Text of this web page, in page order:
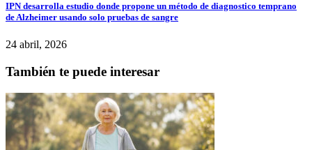
IPN desarrolla estudio donde propone un método de diagnostico temprano
de Alzheimer usando solo pruebas de sangre
24 abril, 2026
También te puede interesar